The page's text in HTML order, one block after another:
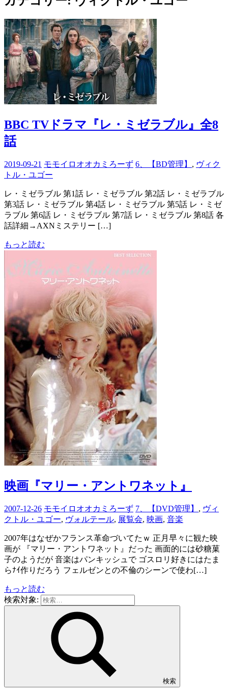
BBC TVドラマ『レ・ミゼラブル』全8
話
2019-09-21 モモイロオオカミろーず 6、【BD管理】 , ヴィク
トル・ユゴー
レ・ミゼラブル 第1話 レ・ミゼラブル 第2話 レ・ミゼラブル
第3話 レ・ミゼラブル 第4話 レ・ミゼラブル 第5話 レ・ミゼ
ラブル 第6話 レ・ミゼラブル 第7話 レ・ミゼラブル 第8話 各
話詳細→AXNミステリー […]
もっと読む
映画『マリー・アントワネット』
2007-12-26 モモイロオオカミろーず 7、【DVD管理】 , ヴィ
クトル・ユゴー, ヴォルテール, 展覧会, 映画, 音楽
2007年はなぜかフランス革命づいてたｗ 正月早々に観た映
画が 『マリー・アントワネット』だった 画面的には砂糖菓
子のようだが 音楽はパンキッシュで ゴスロリ好きにはたま
らﾅｲ作りだろう フェルゼンとの不倫のシーンで使わ[…]
もっと読む
検索対象:
検索